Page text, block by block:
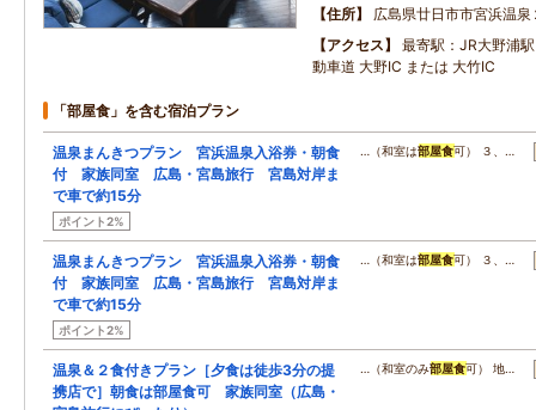
住所
広島県廿日市市宮浜温
アクセス
最寄駅：JR大野浦
動車道 大野IC または 大竹IC
「部屋食」を含む宿泊プラン
温泉まんきつプラン 宮浜温泉入浴券・朝食
付 家族同室 広島・宮島旅行 宮島対岸ま
で車で約15分
ポイント2%
…（和室は部屋食可） ３、…
温泉まんきつプラン 宮浜温泉入浴券・朝食
付 家族同室 広島・宮島旅行 宮島対岸ま
で車で約15分
ポイント2%
…（和室は部屋食可） ３、…
温泉＆２食付きプラン［夕食は徒歩3分の提
携店で］朝食は部屋食可 家族同室（広島・
…（和室のみ部屋食可） 地…